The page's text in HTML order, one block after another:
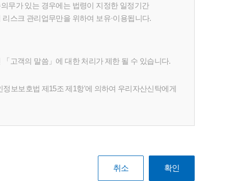
무가 있는 경우에는 법령이 지정한 일정기간
스크 관리업무만을 위하여 보유·이용됩니다.
고객의 말씀」에 대한 처리가 제한 될 수 있습니다.
보보호법 제15조 제1항'에 의하여 우리자산신탁에게
취소 확인